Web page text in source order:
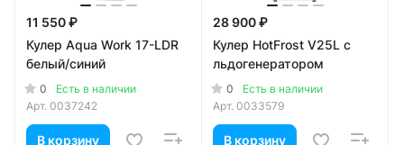
11 550 ₽
Кулер Aqua Work 17-LDR
белый/синий
0
Есть в наличии
Арт. 0037242
В корзину
28 900 ₽
Кулер HotFrost V25L с
льдогенератором
0
Есть в наличии
Арт. 0033579
В корзину